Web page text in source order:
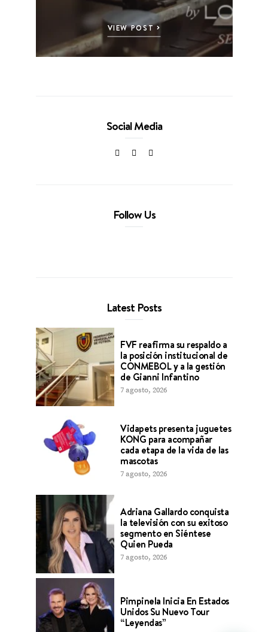
VIEW POST
Social Media
Follow Us
Latest Posts
FVF reafirma su respaldo a
la posición institucional de
CONMEBOL y a la gestión
de Gianni Infantino
7 agosto, 2026
Vidapets presenta juguetes
KONG para acompañar
cada etapa de la vida de las
mascotas
7 agosto, 2026
Adriana Gallardo conquista
la televisión con su exitoso
segmento en Siéntese
Quien Pueda
7 agosto, 2026
Pimpinela Inicia En Estados
Unidos Su Nuevo Tour
“Leyendas”